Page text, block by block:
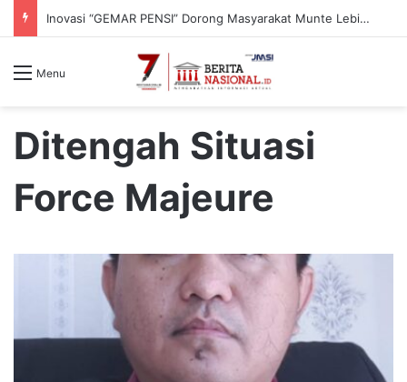
Inovasi “GEMAR PENSI” Dorong Masyarakat Munte Lebih Peduli Bahaya Hipertensi
Menu
Ditengah Situasi
Force Majeure